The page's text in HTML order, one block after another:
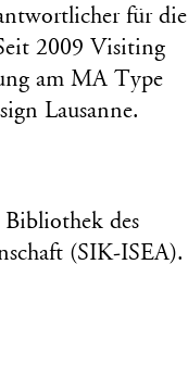
für die
2009 Visiting
am MA Type
Lausanne.
Bibliothek des
(SIK-ISEA).